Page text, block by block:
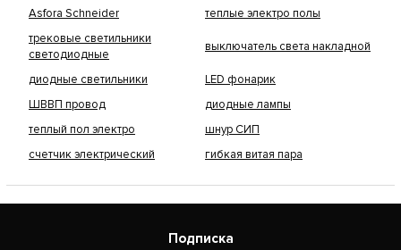
Asfora Schneider
теплые электро полы
трековые светильники
светодиодные
выключатель света накладной
диодные светильники
LED фонарик
ШВВП провод
диодные лампы
теплый пол электро
шнур СИП
счетчик электрический
гибкая витая пара
Подписка